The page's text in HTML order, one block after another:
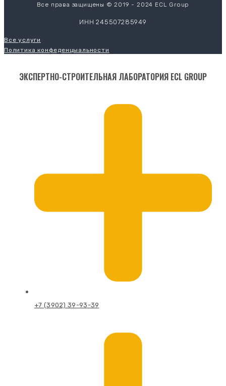
Все права защищены © 2019 - 2024 ECL Group
ИНН 245507285949
Все услуги
Политика конфеденцыальности
ЭКСПЕРТНО-СТРОИТЕЛЬНАЯ ЛАБОРАТОРИЯ ECL GROUP
+7 (3902) 39-93-39